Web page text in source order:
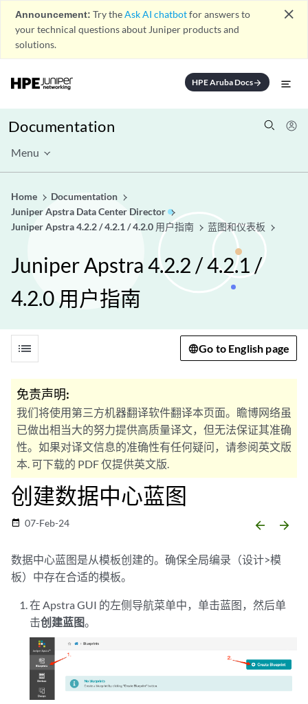
Announcement: Try theAsk AI chatbotfor answers to
your technical questions about Juniper products and
solutions.
close
HPE Aruba Docsarrow_forward
Documentation
Menu
Home
Documentation
Juniper Apstra Data Center Director
Juniper Apstra 4.2.2 / 4.2.1 / 4.2.0 用户指南
蓝图和仪表板
Juniper Apstra 4.2.2 / 4.2.1 /
4.2.0 用户指南
list Go to English page
免责声明:
我们将使用第三方机器翻译软件翻译本页面。瞻博网络虽
已做出相当大的努力提供高质量译文，但无法保证其准确
性。如果对译文信息的准确性有任何疑问，请参阅英文版
本. 可下载的 PDF 仅提供英文版.
创建数据中心蓝图
date_range 07-Feb-24 arrow_backward arrow_forward
数据中心蓝图是从模板创建的。确保全局编录（设计>模
板）中存在合适的模板。
在 Apstra GUI 的左侧导航菜单中，单击蓝图，然后单
击创建蓝图。